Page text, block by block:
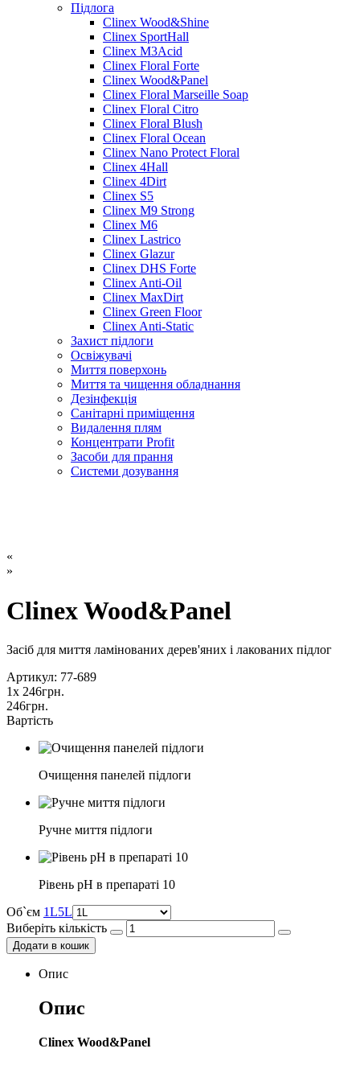
Підлога
Clinex Wood&Shine
Clinex SportHall
Clinex M3Acid
Clinex Floral Forte
Clinex Wood&Panel
Clinex Floral Marseille Soap
Clinex Floral Citro
Clinex Floral Blush
Clinex Floral Ocean
Clinex Nano Protect Floral
Clinex 4Hall
Clinex 4Dirt
Clinex S5
Clinex M9 Strong
Clinex M6
Clinex Lastrico
Clinex Glazur
Clinex DHS Forte
Clinex Anti-Oil
Clinex MaxDirt
Clinex Green Floor
Clinex Anti-Static
Захист підлоги
Освіжувачі
Миття поверхонь
Миття та чищення обладнання
Дезінфекція
Санітарні приміщення
Видалення плям
Концентрати Profit
Засоби для прання
Системи дозування
«
»
Clinex Wood&Panel
Засіб для миття ламінованих дерев'яних і лакованих підлог
Артикул: 77-689
1x 246грн.
246грн.
Вартість
Очищення панелей підлоги
Ручне миття підлоги
Рівень pH в препараті 10
Об`єм 1L5L
Виберіть кількість
Додати в кошик
Опис
Опис
Clinex Wood&Panel